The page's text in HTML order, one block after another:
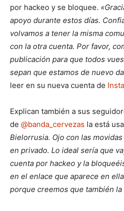
por hackeo y se bloquee.
apoyo durante estos días.
volvamos a tener la misma
con la otra cuenta. Por favor,
publicación para que todos
sepan que estamos de nuevo
leer en su nueva cuenta de
Explican también a sus
de @banda_cervezas la está
Bielorrusia. Ojo con las
en privado. Lo ideal sería que
cuenta por hackeo y la
en el enlace que aparece en
porque creemos que también la